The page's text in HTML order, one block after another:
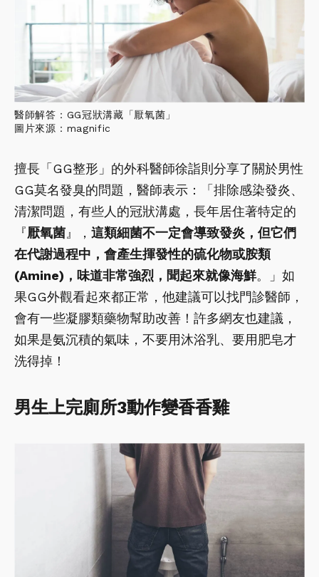
醫師解答：GG冠狀溝藏「厭氧菌」
圖片來源：magnific
擅長「GG整形」的外科醫師徐詣則分享了關於男性
GG莫名發臭的問題，醫師表示：「排除感染發炎、
清潔問題，有些人的冠狀溝處，長年居住著特定的
『厭氧菌 』， 這類細菌不一定會導致發炎，但它們
在代謝過程中，會產生揮發性的硫化物或胺類
(Amine)，味道非常強烈，聞起來就像海鮮。」如
果GG外觀看起來都正常，他建議可以找門診醫師，
會有一些凝膠類藥物幫助改善！許多網友也建議，
如果是氨沉積的氣味，不要用沐浴乳、要用肥皂才
洗得掉！
男生上完廁所3動作變香香雞